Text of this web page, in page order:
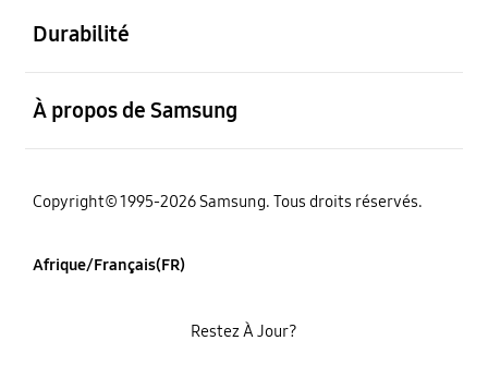
Durabilité
À propos de Samsung
Copyright© 1995-2026 Samsung. Tous droits réservés.
Afrique/Français(FR)
Restez À Jour?